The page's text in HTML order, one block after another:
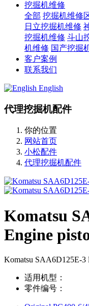
挖掘机维修
全部 挖掘机维修
日立挖掘机维修
挖掘机维修 斗山
机维修 国产挖掘
客户案例
联系我们
English
代理挖掘机配件
你的位置
网站首页
小松配件
代理挖掘机配件
Komatsu
Engine
Komatsu SAA6D125E-3
适用机型：
零件编号：